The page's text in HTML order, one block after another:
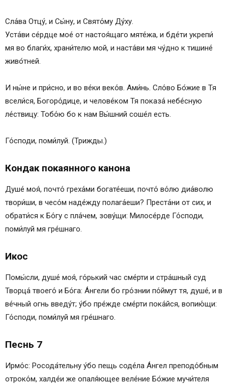
Сла́ва Отцу́, и Сы́ну, и Свято́му Ду́ху.
Уста́ви се́рдце мое́ от настоя́щаго мяте́жа, и бде́ти укрепи́
мя во благи́х, храни́телю мой, и наста́ви мя чу́дно к тишине́
живо́тней.
И ны́не и при́сно, и во ве́ки веко́в. Ами́нь. Сло́во Бо́жие в Тя
всели́ся, Богоро́дице, и челове́ком Тя показа́ небе́сную
ле́ствицу: Тобо́ю бо к нам Вы́шний соше́л есть.
Го́споди, поми́луй. (Трижды.)
Кондак покаянного канона
Душе́ моя́, почто́ греха́ми богате́еши, почто́ во́лю диа́волю
твори́ши, в чесо́м наде́жду полага́еши? Преста́ни от сих, и
обрати́ся к Бо́гу с пла́чем, зову́щи: Милосе́рде Го́споди,
поми́луй мя гре́шнаго.
Икос
Помы́сли, душе́ моя́, го́рький час сме́рти и стра́шный суд
Творца́ твоего́ и Бо́га: А́нгели бо гро́знии по́ймут тя, душе́, и в
ве́чный огнь введу́т; у́бо пре́жде сме́рти пока́йся, вопию́щи:
Го́споди, поми́луй мя гре́шнаго.
Песнь 7
Ирмо́с: Росода́тельну у́бо пещь соде́ла А́нгел преподо́бным
отроко́м, халде́и же опаля́ющее веле́ние Бо́жие мучи́теля